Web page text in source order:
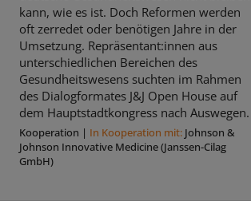
kann, wie es ist. Doch Reformen werden
oft zerredet oder benötigen Jahre in der
Umsetzung. Repräsentant:innen aus
unterschiedlichen Bereichen des
Gesundheitswesens suchten im Rahmen
des Dialogformates J&J Open House auf
dem Hauptstadtkongress nach Auswegen.
Kooperation | In Kooperation mit: Johnson &
Johnson Innovative Medicine (Janssen-Cilag
GmbH)